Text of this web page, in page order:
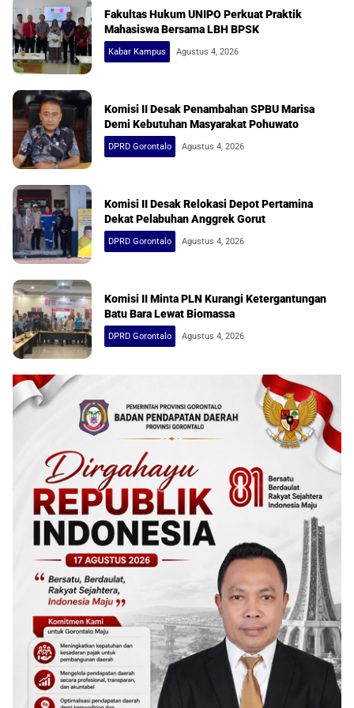
Fakultas Hukum UNIPO Perkuat Praktik
Mahasiswa Bersama LBH BPSK
Kabar Kampus Agustus 4, 2026
Komisi II Desak Penambahan SPBU Marisa
Demi Kebutuhan Masyarakat Pohuwato
DPRD Gorontalo Agustus 4, 2026
Komisi II Desak Relokasi Depot Pertamina
Dekat Pelabuhan Anggrek Gorut
DPRD Gorontalo Agustus 4, 2026
Komisi II Minta PLN Kurangi Ketergantungan
Batu Bara Lewat Biomassa
DPRD Gorontalo Agustus 4, 2026